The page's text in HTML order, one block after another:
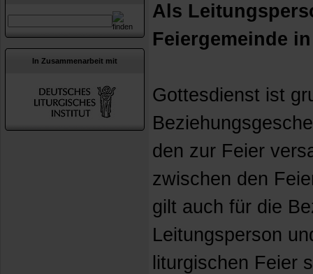
In Zusammenarbeit mit
Als
Feiergemeinde
Gottesdienst ist
den zur Feier
zwischen den
gilt auch für die
Leitungsperson
liturgischen Feier